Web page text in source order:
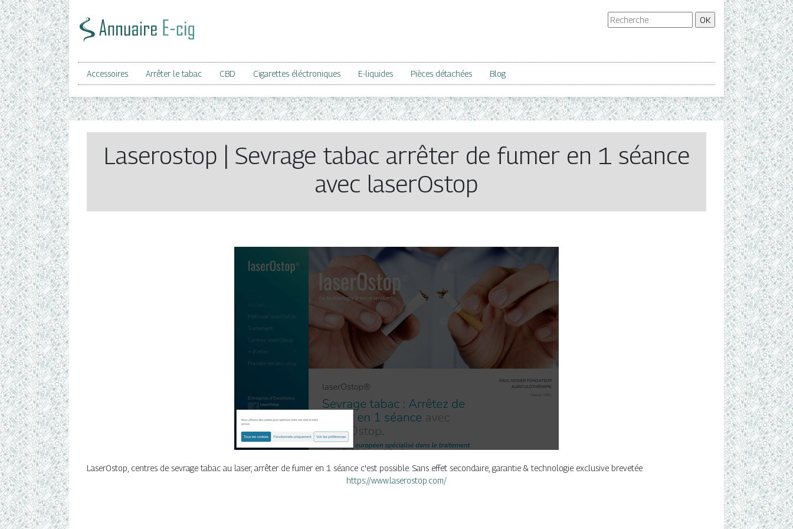
Accessoires Arrêter le tabac CBD Cigarettes éléctroniques E-liquides Pièces détachées Blog
Laserostop | Sevrage tabac arrêter de fumer en 1 séance
avec laserOstop
LaserOstop, centres de sevrage tabac au laser, arrêter de fumer en 1 séance c'est possible. Sans effet secondaire, garantie & technologie exclusive brevetée
https://www.laserostop.com/